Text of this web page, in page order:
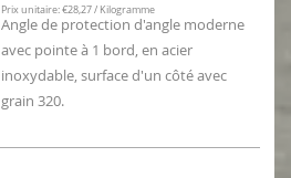
Prix unitaire: €28,27 / Kilogramme
Angle de protection d'angle moderne
avec pointe à 1 bord, en acier
inoxydable, surface d'un côté avec
grain 320.